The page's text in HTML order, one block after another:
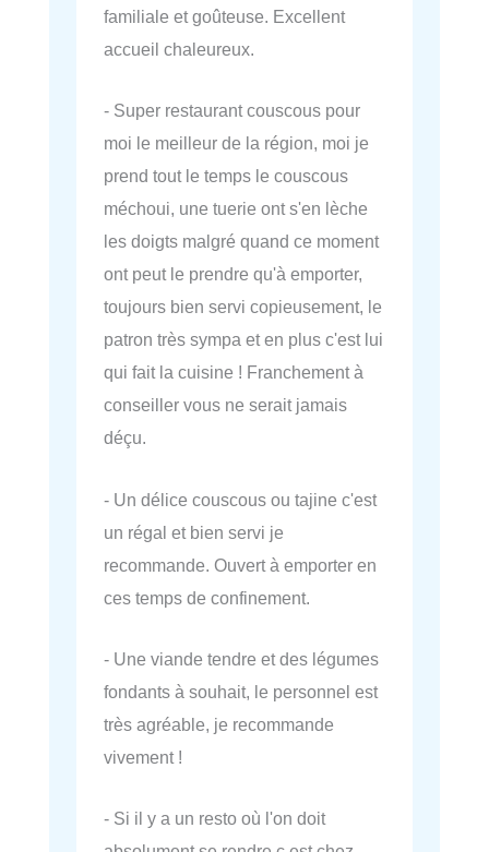
familiale et goûteuse. Excellent
accueil chaleureux.
- Super restaurant couscous pour
moi le meilleur de la région, moi je
prend tout le temps le couscous
méchoui, une tuerie ont s'en lèche
les doigts malgré quand ce moment
ont peut le prendre qu'à emporter,
toujours bien servi copieusement, le
patron très sympa et en plus c'est lui
qui fait la cuisine ! Franchement à
conseiller vous ne serait jamais
déçu.
- Un délice couscous ou tajine c'est
un régal et bien servi je
recommande. Ouvert à emporter en
ces temps de confinement.
- Une viande tendre et des légumes
fondants à souhait, le personnel est
très agréable, je recommande
vivement !
- Si il y a un resto où l'on doit